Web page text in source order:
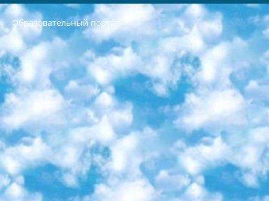
Образовательный портал
РЕСПУБЛИКА УЗБЕКИСТАН МИНИСТРЕРСТВО ДОШКОЛЬНОГО И ШКОЛЬНОГО ОБРАЗОВАНИЯ КОМАНДА в общеобразовательных учреждениях в 2023-2024 учебном году организация и проведение итоговой государственной аттестации обучающихся о Министра дошкольного и школьного образования Республики Узбекистан от 4 марта 2008 года (постановлением Минюста от 20 марта 2008 года № 1778 государственной регистрации) «Итоговое состояние учащихся общего среднего образования на основании положения об утверждении положения об аттестации общего среднего образования выпускной экзамен студентов в образовательных учреждениях в 2023-2024 учебном году В целях организации и прохождения аттестации приказываю: 1. Следующее: перечень предметов, по которым будет проводиться итоговая государственная аттестация и экзамен формы перевода согласно приложению 1; сертификаты международного образца, оценивающие уровень владения иностранными языками перечень согласно приложению 2; 2. Педагогический при специализированных образовательных учреждениях. научно-практический центр квалификации и международной оценки (Д.Давидова) 2024 г. До 25 марта: задания по предметам, по которым будет проводиться итоговая аттестация разработка и утверждение технических условий; итоговая аттестация на основании разработанного предметного задания разработка вопросов по предметам (устно и письменно), экзамен передача; общеобразовательные средние школы и специальные учебные заведения учащиеся выпускных классов школ и интернатов в агентской системе подготовка базы данных экзаменационных материалов и критериев оценки; перевод базы экзаменационных материалов на все языки обучения подать в Республиканский образовательный центр для изготовления; варианты экзаменов на основе разработанных контрольных материалов пусть будут поставлены задачи формирования. 3. Республиканский образовательный центр (Ш.Худайкулов) до 5 апреля 2024 года. до: база данных предоставленных экзаменационных материалов на все языки обучения перевод и экспертиза; для слепых, слабовидящих, глухих, слабослышащих и умственно отсталых детей учащиеся выпускных классов специализированных школ и школ-интернатов база данных экзаменационных материалов на всех преподаваемых языках подготовка критериев оценки; специализированные школы для умственно отсталых детей и технологии для учащихся выпускных классов школ-интернатов разработка соответствующих рекомендаций и критериев проведения ЕГЭ по естествознанию давать задания. 4. Педагогический при специализированных образовательных учреждениях. Научно-практический центр навыков и международной оценки (Д.Давидова), Республика образовательный центр (Худайкулов Ш.) итоговый государственный аттестационный экзамен ориентирован на творческое и логическое мышление при подготовке базы материалов учитывать введение заданий. 5. Следует отметить, что: сертификат государственного образца о знании общеобразовательного предмета и как минимум национальный уровень B1 по предметам на иностранных языках, указанным в Приложении 2. или международно признанный сертификат эквивалентного уровня студенты, изучающие определенный предмет, освобождаются от экзамена; по соответствующим предметам запланирована итоговая государственная аттестация за день до дня, путем жеребьевки Рабочей группой (в письменной форме по предметам, проводимым в форме) из числа сформированных вариантов выбрано 2 варианта; 2 выбранных варианта экзамена анонсированы на официальном сайте министерства и все выпускники по всей стране на основе этих вариантов проводит итоговую государственную аттестацию. 6. Государственное образование учащихся средних общеобразовательных учреждений. знания в соответствии с квалификационными требованиями, которые необходимо приобрести на основании стандартов итоговый (выпускной) контроль для 9 и 11 классов в целях тестирования Экзамены (далее – экзамены) состоят из предметов, перечисленных в приложении 1. будет сделано. 7. Экзамены пройдут с 26 мая по 15 июня 2024 г. (кроме науки физического воспитания). 8. Физическая для учащихся 9 классов общесредних образовательных учреждений. Экзамены по предмету «Образование, квалификация медицина» 1-6 мая 2024 года. сотрудники перевести под присмотр (с отклонениями в физическом или умственном развитии) специализированная школа для детей, школы-интернаты и со сколиозом школы-интернаты санаторного типа для больных детей исключены). 9. Он был слепым, слабовидящим и имел нарушения опорно-двигательного аппарата. экзамены в специализированных школах и интернатах для детей должны проводиться исходя из требований, предъявляемых к общеобразовательным учреждениям (физкультура кроме науки). 10. Специализированная школа для глухих и слабослышащих детей. и экзамены в интернатах и быть реализован в виде письменного теста по математике. 11. Специальность для умственно отсталых детей. Для 9 класса Родной язык и литературное письмо Государственный язык (язык обучения – узбекский). для неклассов) написано Математическое письмо Письменная/устная история Узбекистана Физическое воспитание практично Итоговый контроль Для 11 класса Написание родного языка и литературы (эссе) Математическое письмо Узбекский язык (обучение на узбекском языке) не посещающее общее среднее образование для учреждений)/Образовательное учреждение выбор письменный и устный Иностранный язык письменный/устный Письменная/устная история Узбекистана *По выбору студента:  Химия  Физика  Основы государственного права  География 10 бесплатных образовательных ресурсов - Мы составили подборку онлайн-проектов с интерактивными упражнениями, видеолекциями и статьями. Они помогут вам обрести новые и освежить старые знания бесплатно. 1. «ИНТУИТ» Старейшая образовательная площадка Рунета. Здесь вы найдёте сотни текстовых и видеокурсов на десятки различных тем — от программирования до психологии. Многие курсы подготовлены российскими университетами и крупными международными компаниями вроде Intel и Microsoft. Самостоятельное обучение бесплатное, но желающие могут оплатить услуги персональных наставников. 2. «Смартия» знакомит с актуальными профессиями и подсказывает, как им обучаться. Выбрав заинтересовавшую вас специальность — SMM-специалист, фотограф, веб-дизайнер или другую, — увидите список необходимых для неё умений. Чтобы вы могли освоить их самостоятельно, для каждого умения площадка отображает подборку ссылок на учебные материалы. Хотя «Смартия» ориентируется на русскоязычную аудиторию, часть контента всё же доступна только на английском. 3. «Лекторий Физтеха» Проект Московского физико-технического института (Физтеха). С его помощью вы можете смотреть онлайн серии лекций, записанные на видео в этом вузе. В числе доступных предметов — физика, биология, химия, информационные технологии и другие. К некоторым лекциям администрация ресурса прилагает готовые конспекты, которые можно скачивать в PDF-формате. 4. ITMOcourses Онлайн-площадка Санкт-Петербургского национального исследовательского университета информационных технологий, механики и оптики (ИТМО). Ресурс предоставляет свободный доступ к курсам, разработанным в этом вузе. Каталог материалов разбит на четыре категории: «Оптические системы и технологии», «Приборостроение и робототехника», «Информационные технологии» и «Биотехнологии». Курсы состоят из видеолекций, интерактивных демонстраций и заданий. 5. «КиберЛенинка» Электронная научная библиотека открытого доступа. Каталог площадки регулярно обрастает текстами статей из различных научных изданий. Сгруппированные по журналам и рубрикам публикации можно читать онлайн или скачивать целиком в PDF-формате. Проект нацелен на популяризацию науки за счёт открытого доступа к качественной информации. 6. «ПостНаука» На этом ресурсе публикуют подборки видеолекций, составленные экспертами из разных отраслей и объединённые общими темами. Среди них, к примеру, есть серии «Биоинформатика и геномика», «Культура средневековой Скандинавии» и Cinema Studies о теории кино. Каждая подборка лекций — логически связанная история, рассказанная экспертом от первого лица. Кроме того, на сайте появляются научно-образовательные статьи и тесты на разные темы. 7. «Newочём» Команда проекта «Newочём» отбирает самые интересные тексты из англоязычных СМИ и переводит те из них, за которые голосуют участники сообщества «ВКонтакте». По большей части это научно-популярные статьи. Редакторы придумывают лишь заголовки, в остальном содержание переводов соответствует оригиналам. Полные тексты можно читать прямо в социальной сети. 8. InternetUrok Онлайн-база материалов по основным дисциплинам школьной программы. Информация на сайте структурирована по классам, предметам и темам (урокам). Каждый урок состоит из видеолекций и конспектов. Есть также интерактивные тренажёры и тесты для закрепления пройденного материала. Даже если вы давно окончили школу, возможность повторить программу старших классов всегда может пригодиться. 9. Edutainme Ещё один ресурс об образовании. В отличие от Newtonew, как мне кажется, Edutainme больше ориентируется на представителей индустрии: педагогов, предпринимателей, разработчиков образовательных проектов. Но и любой, кто просто стремится к саморазвитию, найдёт на сайте много полезного и интересного для себя. Например, информацию о новых курсах и образовательных сервисах. 10. Newtonew Онлайн-медиа об образовании и обучении в широком смысле. Авторы Newtonew пишут об инструментах, заведениях, тактиках и стратегиях, которые помогают учить других и получать новые знания самостоятельно. На этой площадке вы найдёте новости, обзоры, аналитические мат